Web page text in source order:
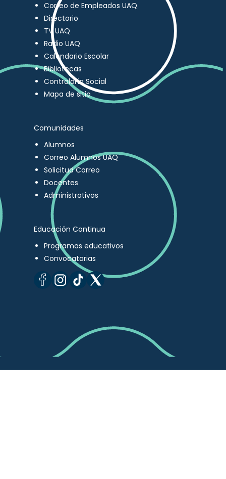
Correo de Empleados UAQ
Directorio
TV UAQ
Radio UAQ
Calendario Escolar
Bibliotecas
Contraloría Social
Mapa de sitio
Comunidades
Alumnos
Correo Alumnos UAQ
Solicitud Correo
Docentes
Administrativos
Educación Continua
Programas educativos
Convocatorias